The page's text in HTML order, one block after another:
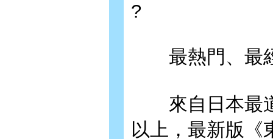
?
最熱門、最經
來自日本最道
以上，最新版《